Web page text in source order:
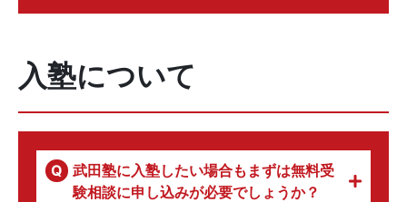
入塾について
武田塾に入塾したい場合もまずは無料受
験相談に申し込みが必要でしょうか？